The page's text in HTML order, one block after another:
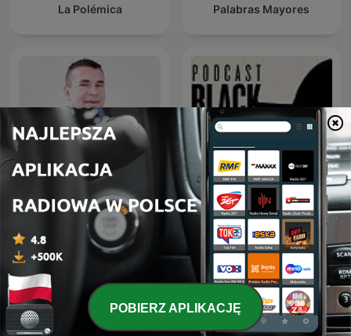
La Polémica Palabras Mayores
El VBar Black Hat Ultra
POBIERZ APLIKACJĘ